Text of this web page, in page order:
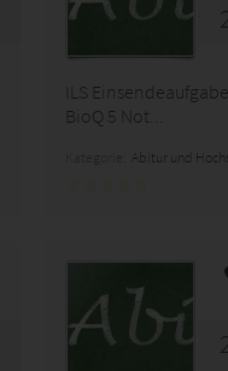
ILS Einsendeaufgabe
BioQ 5 Not...
Abitur und